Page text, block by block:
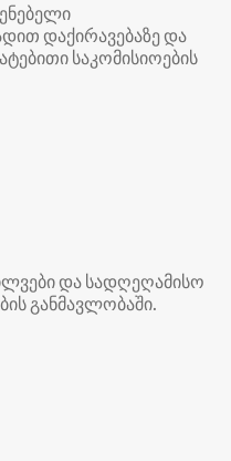
დაქირავებაზე და
საკომისიოების
და სადღეღამისო
განმავლობაში.